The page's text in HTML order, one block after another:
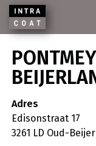
Adres
Edisonstraat 17
3261 LD Oud-